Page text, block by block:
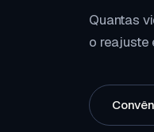
Quantas
o reajuste